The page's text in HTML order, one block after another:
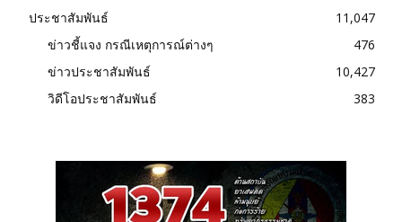
ประชาสัมพันธ์
11,047
ข่าวชี้แจง กรณีเหตุการณ์ต่างๆ
476
ข่าวประชาสัมพันธ์
10,427
วิดีโอประชาสัมพันธ์
383